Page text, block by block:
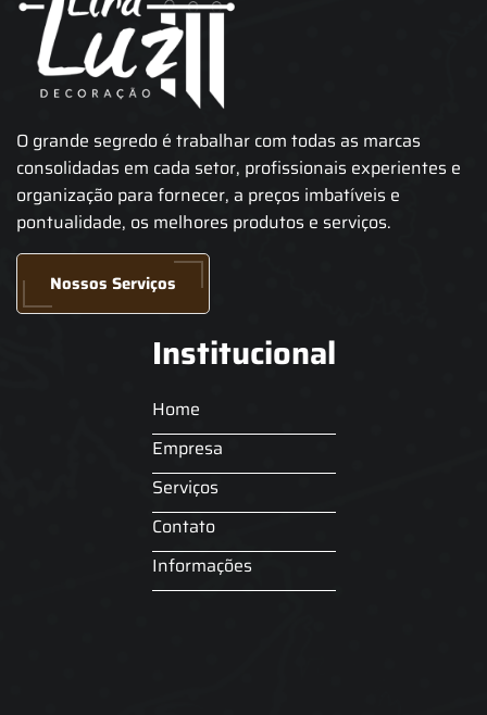
O grande segredo é trabalhar com todas as marcas
consolidadas em cada setor, profissionais experientes e
organização para fornecer, a preços imbatíveis e
pontualidade, os melhores produtos e serviços.
Nossos Serviços
Institucional
Home
Empresa
Serviços
Contato
Informações